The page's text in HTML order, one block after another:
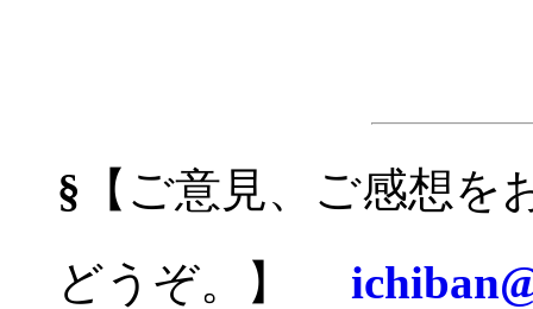
§ 【ご意見、ご感想
どうぞ。】